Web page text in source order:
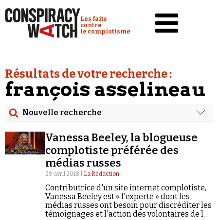
Conspiracy Watch :
Les faits
contre
le complotisme
Analyses
Conspipédia
Vidéos
Émissions
Revues de presse
Faire un don
Demander à Vera
Résultats de votre recherche :
françois asselineau
Nouvelle recherche
Date
Rechercher dans tous les contenus
Cibler votre recherche
Rechercher
Vanessa Beeley, la blogueuse
complotiste préférée des
médias russes
29 avril 2018 | La Rédaction
Contributrice d'un site internet complotiste,
Vanessa Beeley est « l'experte » dont les
médias russes ont besoin pour discréditer les
témoignages et l'action des volontaires de la